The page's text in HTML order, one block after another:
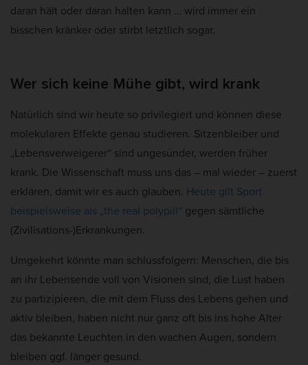
daran hält oder daran halten kann … wird immer ein
bisschen kränker oder stirbt letztlich sogar.
Wer sich keine Mühe gibt, wird krank
Natürlich sind wir heute so privilegiert und können diese
molekularen Effekte genau studieren. Sitzenbleiber und
„Lebensverweigerer“ sind ungesünder, werden früher
krank. Die Wissenschaft muss uns das – mal wieder – zuerst
erklären, damit wir es auch glauben. Heute gilt Sport
beispielsweise als „the real polypill“ gegen sämtliche
(Zivilisations-)Erkrankungen.
Umgekehrt könnte man schlussfolgern: Menschen, die bis
an ihr Lebensende voll von Visionen sind, die Lust haben
zu partizipieren, die mit dem Fluss des Lebens gehen und
aktiv bleiben, haben nicht nur ganz oft bis ins hohe Alter
das bekannte Leuchten in den wachen Augen, sondern
bleiben ggf. länger gesund.